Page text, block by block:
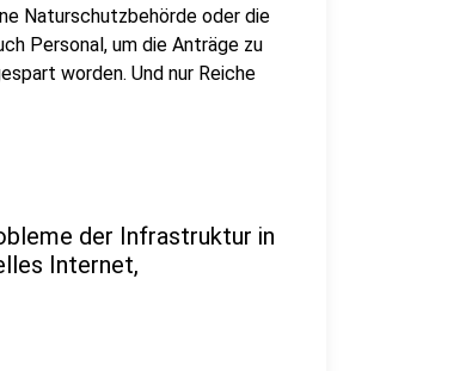
Naturschutzbehörde oder die
Personal, um die Anträge zu
worden. Und nur Reiche
der Infrastruktur in
Internet,